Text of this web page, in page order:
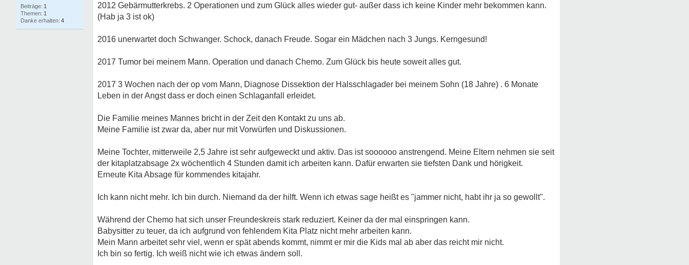
1
1
4
2012 Gebärmutterkrebs. 2 Operationen und zum Glück alles wieder gut- außer dass ich keine Kinder mehr bekommen kann.
(Hab ja 3 ist ok)
2016 unerwartet doch Schwanger. Schock, danach Freude. Sogar ein Mädchen nach 3 Jungs. Kerngesund!
2017 Tumor bei meinem Mann. Operation und danach Chemo. Zum Glück bis heute soweit alles gut.
2017 3 Wochen nach der op vom Mann, Diagnose Dissektion der Halsschlagader bei meinem Sohn (18 Jahre) . 6 Monate
Leben in der Angst dass er doch einen Schlaganfall erleidet.
Die Familie meines Mannes bricht in der Zeit den Kontakt zu uns ab.
Meine Familie ist zwar da, aber nur mit Vorwürfen und Diskussionen.
Meine Tochter, mitterweile 2,5 Jahre ist sehr aufgeweckt und aktiv. Das ist soooooo anstrengend. Meine Eltern nehmen sie seit
der kitaplatzabsage 2x wöchentlich 4 Stunden damit ich arbeiten kann. Dafür erwarten sie tiefsten Dank und hörigkeit.
Erneute Kita Absage für kommendes kitajahr.
Ich kann nicht mehr. Ich bin durch. Niemand da der hilft. Wenn ich etwas sage heißt es "jammer nicht, habt ihr ja so gewollt".
Während der Chemo hat sich unser Freundeskreis stark reduziert. Keiner da der mal einspringen kann.
Babysitter zu teuer, da ich aufgrund von fehlendem Kita Platz nicht mehr arbeiten kann.
Mein Mann arbeitet sehr viel, wenn er spät abends kommt, nimmt er mir die Kids mal ab aber das reicht mir nicht.
Ich bin so fertig. Ich weiß nicht wie ich etwas ändern soll.